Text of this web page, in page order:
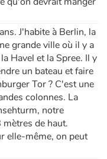
J'habite à Berlin, la
grande ville où il y a
Havel et la Spree. Il y
un bateau et faire
Tor ? C'est une
colonnes. La
notre
de haut.
elle-même, on peut